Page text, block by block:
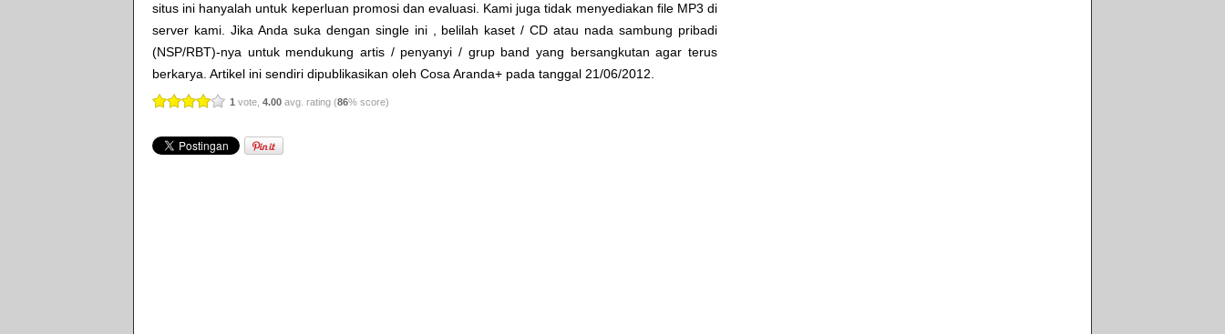
situs ini hanyalah untuk keperluan promosi dan evaluasi. Kami juga tidak menyediakan file MP3 di
server kami. Jika Anda suka dengan single ini , belilah kaset / CD atau nada sambung pribadi
(NSP/RBT)-nya untuk mendukung artis / penyanyi / grup band yang bersangkutan agar terus
berkarya. Artikel ini sendiri dipublikasikan oleh Cosa Aranda+ pada tanggal 21/06/2012.
1 vote, 4.00 avg. rating (86% score)